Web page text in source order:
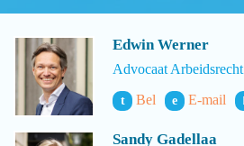
Edwin Werner
Advocaat Arbeidsrecht
t Bel e E-mail
Sandy Gadellaa